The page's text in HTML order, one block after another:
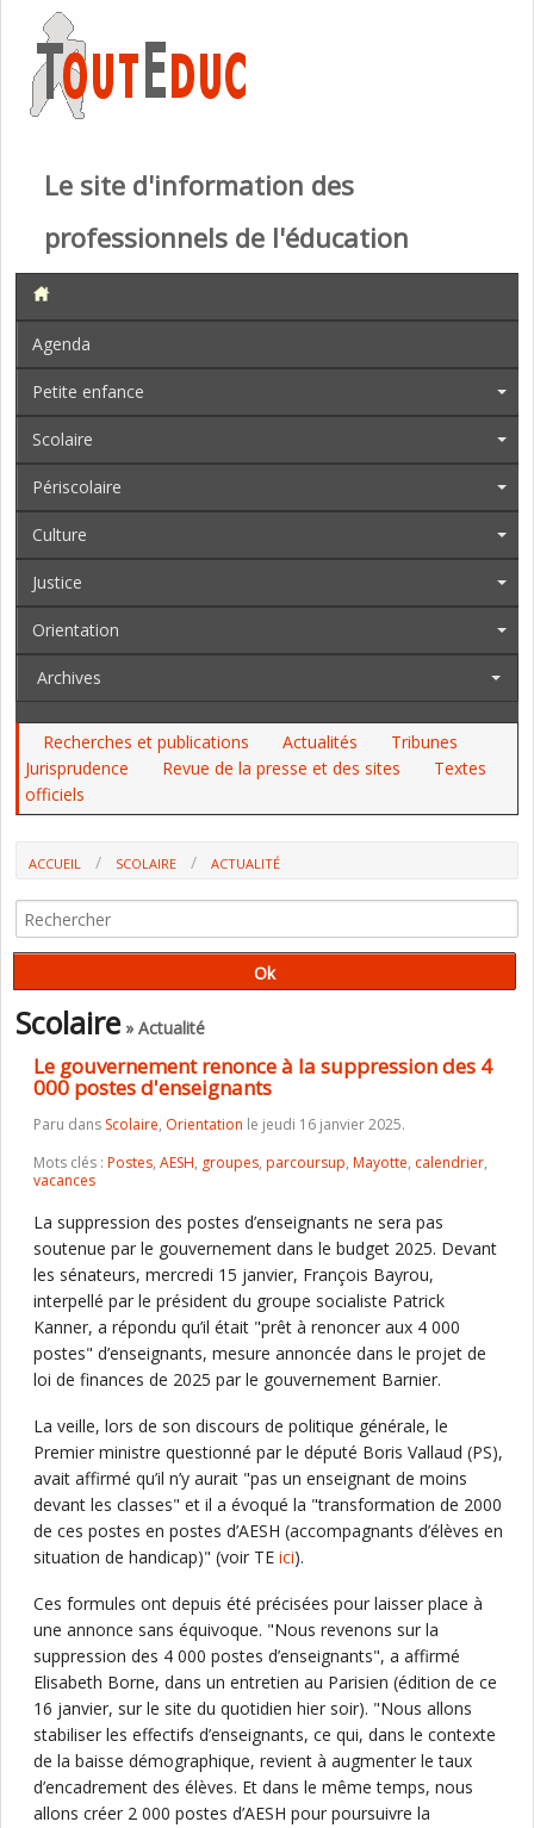
Le site d'information des
professionnels de l'éducation
Agenda
Petite enfance
Scolaire
Périscolaire
Culture
Justice
Orientation
Archives
Recherches et publications Actualités
Tribunes
Jurisprudence
Revue de la presse et des sites
Textes
officiels
ACCUEIL SCOLAIRE
ACTUALITÉ
D'ENSEIGNANTS
Scolaire» Actualité
Le gouvernement renonce à la suppression des 4
000 postes d'enseignants
Paru dans Scolaire, Orientation le jeudi 16 janvier 2025.
Mots clés : Postes, AESH, groupes, parcoursup, Mayotte, calendrier,
vacances
La suppression des postes d’enseignants ne sera pas
soutenue par le gouvernement dans le budget 2025. Devant
les sénateurs, mercredi 15 janvier, François Bayrou,
interpellé par le président du groupe socialiste Patrick
Kanner, a répondu qu’il était "prêt à renoncer aux 4 000
postes" d’enseignants, mesure annoncée dans le projet de
loi de finances de 2025 par le gouvernement Barnier.
La veille, lors de son discours de politique générale, le
Premier ministre questionné par le député Boris Vallaud (PS),
avait affirmé qu’il n’y aurait "pas un enseignant de moins
devant les classes" et il a évoqué la "transformation de 2000
de ces postes en postes d’AESH (accompagnants d’élèves en
situation de handicap)" (voir TE ici).
Ces formules ont depuis été précisées pour laisser place à
une annonce sans équivoque. "Nous revenons sur la
suppression des 4 000 postes d’enseignants", a affirmé
Elisabeth Borne, dans un entretien au Parisien (édition de ce
16 janvier, sur le site du quotidien hier soir). "Nous allons
stabiliser les effectifs d’enseignants, ce qui, dans le contexte
de la baisse démographique, revient à augmenter le taux
d’encadrement des élèves. Et dans le même temps, nous
allons créer 2 000 postes d’AESH pour poursuivre la